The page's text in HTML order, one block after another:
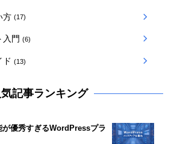
方 (17)
入門 (6)
ド (13)
気記事ランキング
優秀すぎるWordPressプラ